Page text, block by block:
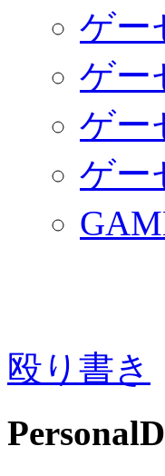
ゲー
ゲー
ゲー
ゲー
殴り書き